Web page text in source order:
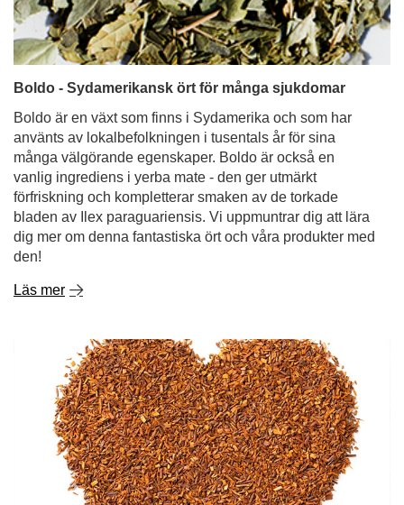
Boldo - Sydamerikansk ört för många sjukdomar
Boldo är en växt som finns i Sydamerika och som har
använts av lokalbefolkningen i tusentals år för sina
många välgörande egenskaper. Boldo är också en
vanlig ingrediens i yerba mate - den ger utmärkt
förfriskning och kompletterar smaken av de torkade
bladen av Ilex paraguariensis. Vi uppmuntrar dig att lära
dig mer om denna fantastiska ört och våra produkter med
den!
Läs mer